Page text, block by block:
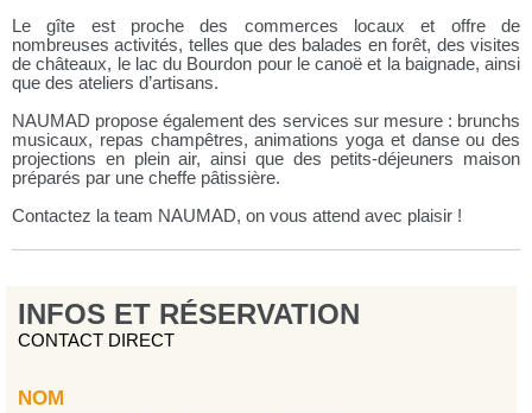
Le gîte est proche des commerces locaux et offre de
nombreuses activités, telles que des balades en forêt, des visites
de châteaux, le lac du Bourdon pour le canoë et la baignade, ainsi
que des ateliers d’artisans.
NAUMAD propose également des services sur mesure : brunchs
musicaux, repas champêtres, animations yoga et danse ou des
projections en plein air, ainsi que des petits-déjeuners maison
préparés par une cheffe pâtissière.
Contactez la team NAUMAD, on vous attend avec plaisir !
INFOS ET RÉSERVATION
CONTACT DIRECT
NOM